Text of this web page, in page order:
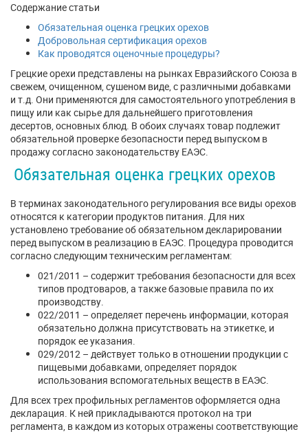
Содержание статьи
Обязательная оценка грецких орехов
Добровольная сертификация орехов
Как проводятся оценочные процедуры?
Грецкие орехи представлены на рынках Евразийского Союза в
свежем, очищенном, сушеном виде, с различными добавками
и т.д. Они применяются для самостоятельного употребления в
пищу или как сырье для дальнейшего приготовления
десертов, основных блюд. В обоих случаях товар подлежит
обязательной проверке безопасности перед выпуском в
продажу согласно законодательству ЕАЭС.
Обязательная оценка грецких орехов
В терминах законодательного регулирования все виды орехов
относятся к категории продуктов питания. Для них
установлено требование об обязательном декларировании
перед выпуском в реализацию в ЕАЭС. Процедура проводится
согласно следующим техническим регламентам:
021/2011 – содержит требования безопасности для всех
типов продтоваров, а также базовые правила по их
производству.
022/2011 – определяет перечень информации, которая
обязательно должна присутствовать на этикетке, и
порядок ее указания.
029/2012 – действует только в отношении продукции с
пищевыми добавками, определяет порядок
использования вспомогательных веществ в ЕАЭС.
Для всех трех профильных регламентов оформляется одна
декларация. К ней прикладываются протокол на три
регламента, в каждом из которых отражены соответствующие